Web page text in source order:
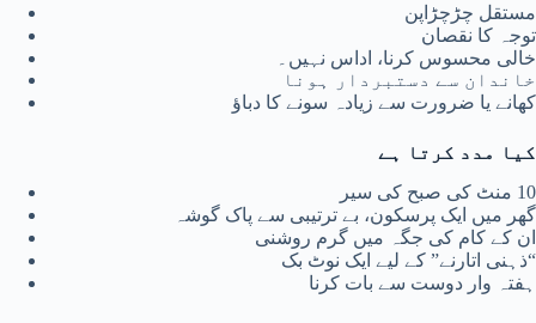
مستقل چڑچڑاپن
توجہ کا نقصان
خالی محسوس کرنا، اداس نہیں۔
خاندان سے دستبردار ہونا
کھانے یا ضرورت سے زیادہ سونے کا دباؤ
کیا مدد کرتا ہے
10 منٹ کی صبح کی سیر
گھر میں ایک پرسکون، بے ترتیبی سے پاک گوشہ
ان کے کام کی جگہ میں گرم روشنی
“ذہنی اتارنے” کے لیے ایک نوٹ بک
ہفتہ وار دوست سے بات کرنا